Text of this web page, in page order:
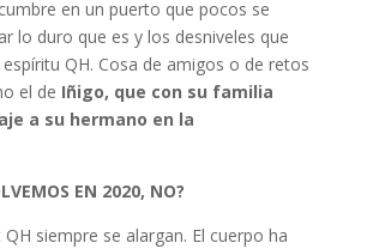
en un puerto que pocos se
lo duro que es y los desniveles que
QH. Cosa de amigos o de retos
el de Iñigo, que con su familia
a su hermano en la
EN 2020, NO?
siempre se alargan. El cuerpo ha